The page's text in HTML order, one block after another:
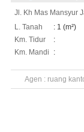
Jl. Kh Mas Mansyur
L. Tanah
: 1 (m²)
Km. Tidur
:
Km. Mandi
:
Agen : ruang